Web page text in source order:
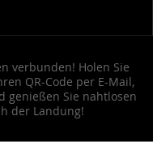
verbunden! Holen Sie
QR-Code per E-Mail,
genießen Sie nahtlosen
der Landung!